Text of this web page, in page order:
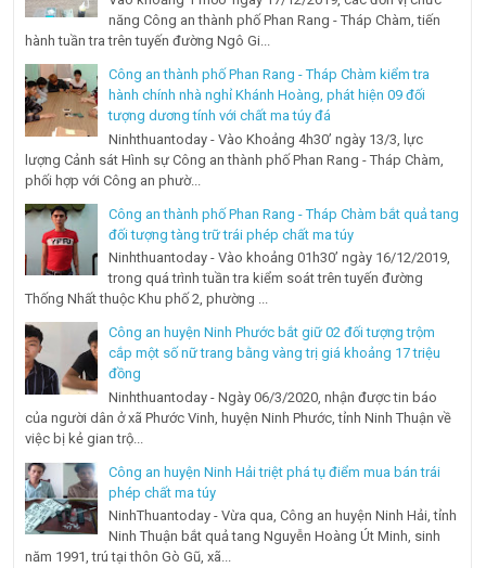
năng Công an thành phố Phan Rang - Tháp Chàm, tiến
hành tuần tra trên tuyến đường Ngô Gi...
Công an thành phố Phan Rang - Tháp Chàm kiểm tra
hành chính nhà nghỉ Khánh Hoàng, phát hiện 09 đối
tượng dương tính với chất ma túy đá
Ninhthuantoday - Vào Khoảng 4h30’ ngày 13/3, lực
lượng Cảnh sát Hình sự Công an thành phố Phan Rang - Tháp Chàm,
phối hợp với Công an phườ...
Công an thành phố Phan Rang - Tháp Chàm bắt quả tang
đối tượng tàng trữ trái phép chất ma túy
Ninhthuantoday - Vào khoảng 01h30’ ngày 16/12/2019,
trong quá trình tuần tra kiểm soát trên tuyến đường
Thống Nhất thuộc Khu phố 2, phường ...
Công an huyện Ninh Phước bắt giữ 02 đối tượng trộm
cắp một số nữ trang bằng vàng trị giá khoảng 17 triệu
đồng
Ninhthuantoday - Ngày 06/3/2020, nhận được tin báo
của người dân ở xã Phước Vinh, huyện Ninh Phước, tỉnh Ninh Thuận về
việc bị kẻ gian trộ...
Công an huyện Ninh Hải triệt phá tụ điểm mua bán trái
phép chất ma túy
NinhThuantoday - Vừa qua, Công an huyện Ninh Hải, tỉnh
Ninh Thuận bắt quả tang Nguyễn Hoàng Út Minh, sinh
năm 1991, trú tại thôn Gò Gũ, xã...